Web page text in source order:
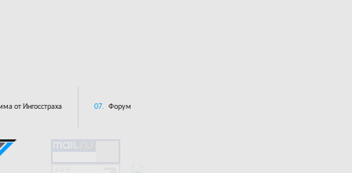
от Ингосстраха 07. Форум